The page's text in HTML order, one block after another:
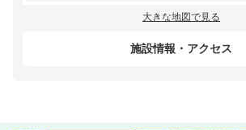
大きな地図で見る
施設情報・アクセス